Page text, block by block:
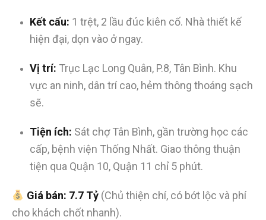
Kết cấu: 1 trệt, 2 lầu đúc kiên cố. Nhà thiết kế
hiện đại, dọn vào ở ngay.
Vị trí: Trục Lạc Long Quân, P.8, Tân Bình. Khu
vực an ninh, dân trí cao, hẻm thông thoáng sạch
sẽ.
Tiện ích: Sát chợ Tân Bình, gần trường học các
cấp, bệnh viện Thống Nhất. Giao thông thuận
tiện qua Quận 10, Quận 11 chỉ 5 phút.
Giá bán: 7.7 Tỷ(Chủ thiện chí, có bớt lộc và phí
cho khách chốt nhanh).